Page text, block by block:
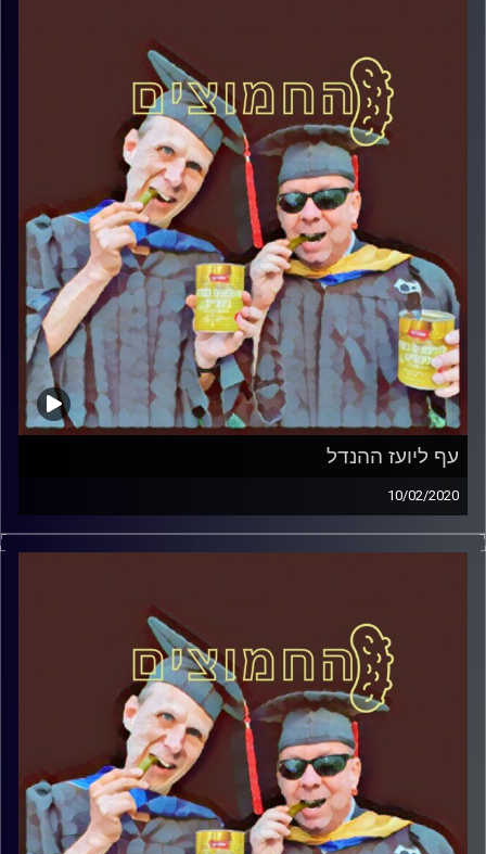
והפעם: כחול לבן והמשותפת זוג או פרד
קרדיט תמונות:AudioVersity
עף ליועז ההנדל
10/02/2020
החמוצים – בפעם השלישית.
עם פרופסור בועז בן-דוד ופרופסור גלעד
הירשברגר
והפעם: עף ליועז ההנדל
קרדיט תמונות:AudioVersity